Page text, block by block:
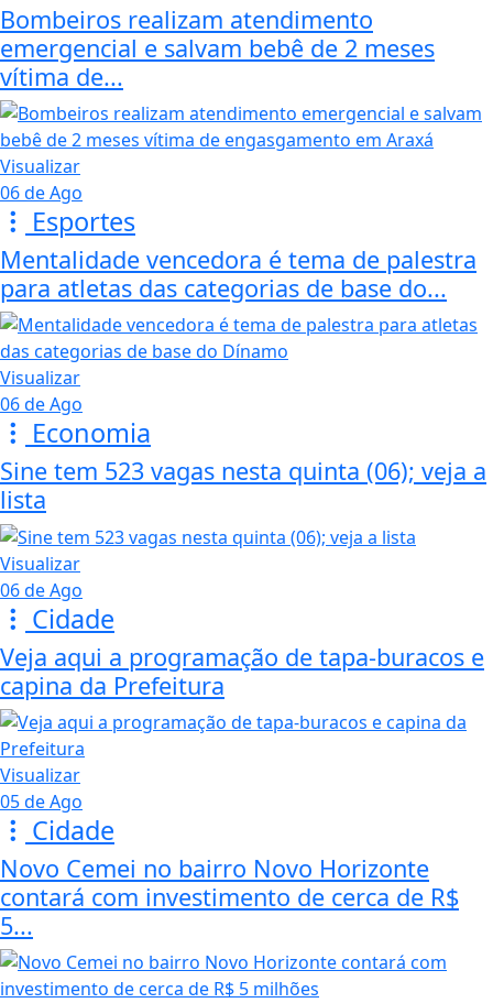
Bombeiros realizam atendimento
emergencial e salvam bebê de 2 meses
vítima de...
Visualizar
06 de Ago
Esportes
Mentalidade vencedora é tema de palestra
para atletas das categorias de base do...
Visualizar
06 de Ago
Economia
Sine tem 523 vagas nesta quinta (06); veja a
lista
Visualizar
06 de Ago
Cidade
Veja aqui a programação de tapa-buracos e
capina da Prefeitura
Visualizar
05 de Ago
Cidade
Novo Cemei no bairro Novo Horizonte
contará com investimento de cerca de R$
5...